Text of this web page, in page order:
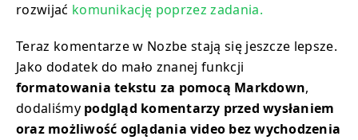
rozwijać komunikację poprzez zadania.
Teraz komentarze w Nozbe stają się jeszcze lepsze.
Jako dodatek do mało znanej funkcji
formatowania tekstu za pomocą Markdown,
dodaliśmy podgląd komentarzy przed wysłaniem
oraz możliwość oglądania video bez wychodzenia